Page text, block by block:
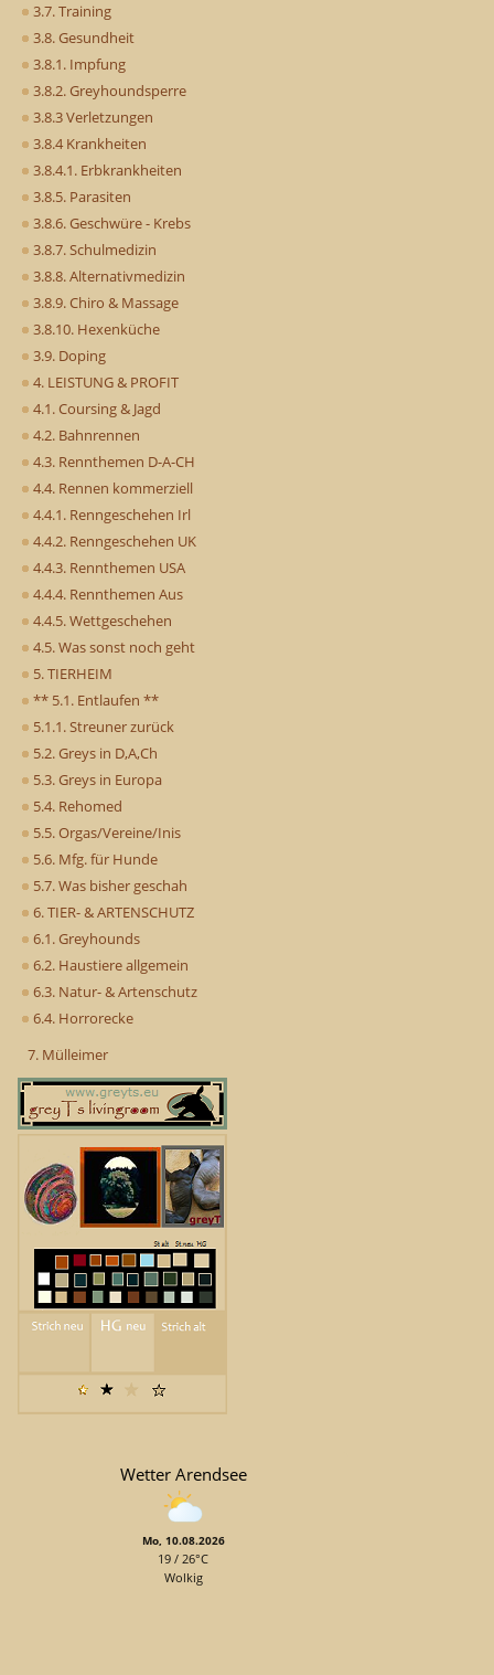
3.7. Training
3.8. Gesundheit
3.8.1. Impfung
3.8.2. Greyhoundsperre
3.8.3 Verletzungen
3.8.4 Krankheiten
3.8.4.1. Erbkrankheiten
3.8.5. Parasiten
3.8.6. Geschwüre - Krebs
3.8.7. Schulmedizin
3.8.8. Alternativmedizin
3.8.9. Chiro & Massage
3.8.10. Hexenküche
3.9. Doping
4. LEISTUNG & PROFIT
4.1. Coursing & Jagd
4.2. Bahnrennen
4.3. Rennthemen D-A-CH
4.4. Rennen kommerziell
4.4.1. Renngeschehen Irl
4.4.2. Renngeschehen UK
4.4.3. Rennthemen USA
4.4.4. Rennthemen Aus
4.4.5. Wettgeschehen
4.5. Was sonst noch geht
5. TIERHEIM
** 5.1. Entlaufen **
5.1.1. Streuner zurück
5.2. Greys in D,A,Ch
5.3. Greys in Europa
5.4. Rehomed
5.5. Orgas/Vereine/Inis
5.6. Mfg. für Hunde
5.7. Was bisher geschah
6. TIER- & ARTENSCHUTZ
6.1. Greyhounds
6.2. Haustiere allgemein
6.3. Natur- & Artenschutz
6.4. Horrorecke
7. Mülleimer
Wetter Arendsee
Mo, 10.08.2026
19 / 26°C
Wolkig